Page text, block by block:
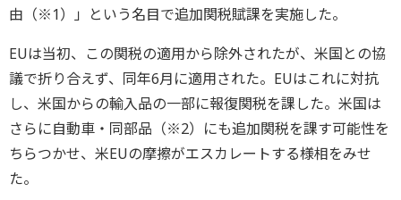
由（※1）」という名目で追加関税賦課を実施した。
EUは当初、この関税の適用から除外されたが、米国との協
議で折り合えず、同年6月に適用された。EUはこれに対抗
し、米国からの輸入品の一部に報復関税を課した。米国は
さらに自動車・同部品（※2）にも追加関税を課す可能性を
ちらつかせ、米EUの摩擦がエスカレートする様相をみせ
た。